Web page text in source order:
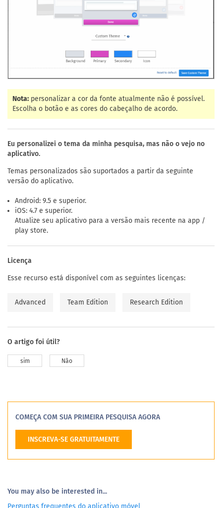
Nota: personalizar a cor da fonte atualmente não é possível.
Escolha o botão e as cores do cabeçalho de acordo.
Eu personalizei o tema da minha pesquisa, mas não o vejo no
aplicativo.
Temas personalizados são suportados a partir da seguinte
versão do aplicativo.
Android: 9.5 e superior.
iOS: 4.7 e superior.
Atualize seu aplicativo para a versão mais recente na app /
play store.
Licença
Esse recurso está disponível com as seguintes licenças:
Advanced Team Edition Research Edition
O artigo foi útil?
sim Não
COMEÇA COM SUA PRIMEIRA PESQUISA AGORA
INSCREVA-SE GRATUITAMENTE
You may also be interested in...